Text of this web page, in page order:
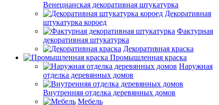
Венецианская декоративная штукатурка
Декоративная
штукатурка короед
Фактурная
декоративная штукатурка
Декоративная краска
Промышленная краска
Наружная
отделка деревянных домов
Внутренняя отделка деревянных домов
Мебель